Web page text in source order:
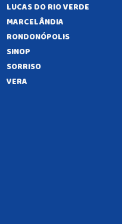
LUCAS DO RIO VERDE
MARCELÂNDIA
RONDONÓPOLIS
SINOP
SORRISO
VERA